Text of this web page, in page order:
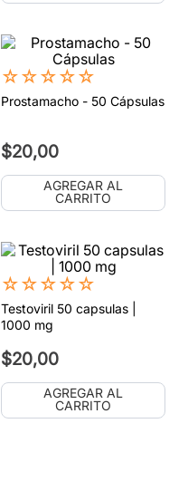
☆☆☆☆☆
Prostamacho - 50 Cápsulas
$20,00
AGREGAR AL
CARRITO
☆☆☆☆☆
Testoviril 50 capsulas |
1000 mg
$20,00
AGREGAR AL
CARRITO